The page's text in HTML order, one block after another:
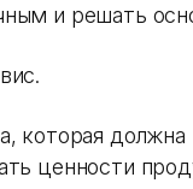
и решать
которая должна
ценности